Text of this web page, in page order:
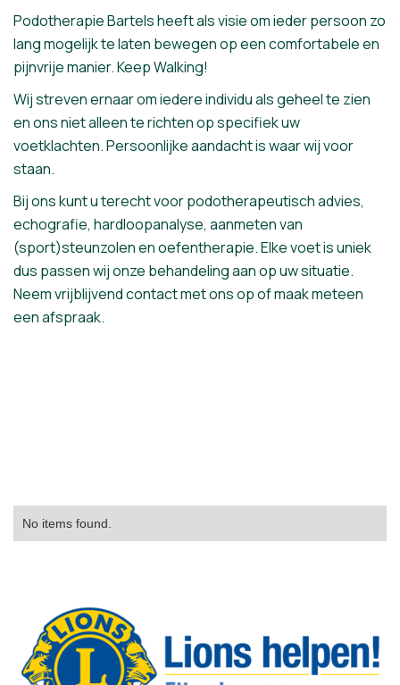
Podotherapie Bartels heeft als visie om ieder persoon zo
lang mogelijk te laten bewegen op een comfortabele en
pijnvrije manier. Keep Walking!
Wij streven ernaar om iedere individu als geheel te zien
en ons niet alleen te richten op specifiek uw
voetklachten. Persoonlijke aandacht is waar wij voor
staan.
Bij ons kunt u terecht voor podotherapeutisch advies,
echografie, hardloopanalyse, aanmeten van
(sport)steunzolen en oefentherapie. Elke voet is uniek
dus passen wij onze behandeling aan op uw situatie.
Neem vrijblijvend contact met ons op of maak meteen
een afspraak.
No items found.